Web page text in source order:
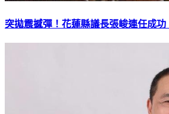
突拋震撼彈！花蓮縣議長張峻連任成